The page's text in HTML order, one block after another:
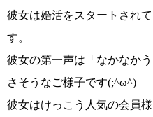
彼女は婚活をスタートされ
す。
彼女の第一声は 「なかなか
さそうなご様子です(;^ω^)
彼女はけっこう人気の会員